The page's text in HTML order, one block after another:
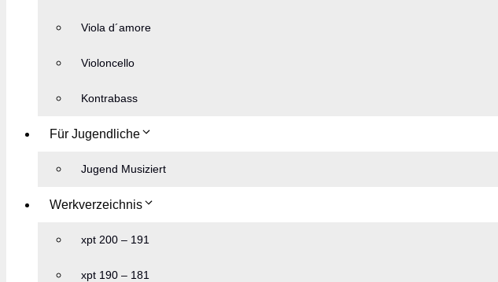
Viola d´amore
Violoncello
Kontrabass
Für Jugendliche
Jugend Musiziert
Werkverzeichnis
xpt 200 – 191
xpt 190 – 181